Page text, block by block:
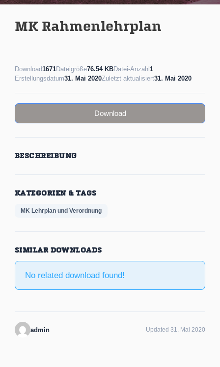
MK Rahmenlehrplan
Download1671Dateigröße76.54 KBDatei-Anzahl 1
Erstellungsdatum31. Mai 2020Zuletzt aktualisiert31. Mai 2020
Download
BESCHREIBUNG
KATEGORIEN & TAGS
MK Lehrplan und Verordnung
SIMILAR DOWNLOADS
No related download found!
admin Updated 31. Mai 2020